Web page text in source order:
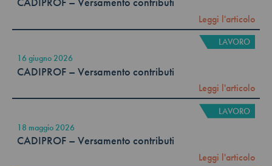
Leggi l'articolo
LAVORO
16 giugno 2026
CADIPROF – Versamento contributi
Leggi l'articolo
LAVORO
18 maggio 2026
CADIPROF – Versamento contributi
Leggi l'articolo